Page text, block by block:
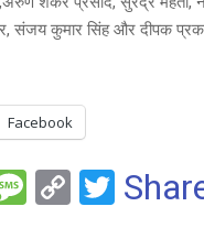
संजय कुमार सिंह और दीपक
Facebook
M C
T